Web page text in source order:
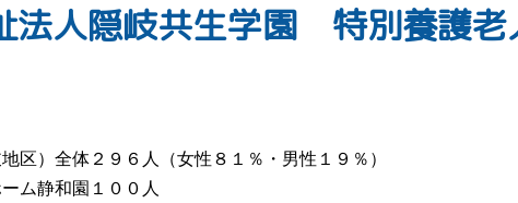
法人隠岐共生学園 特別養護
区）全体２９６人（女性８１％・男性１９％）
ム静和園１００人